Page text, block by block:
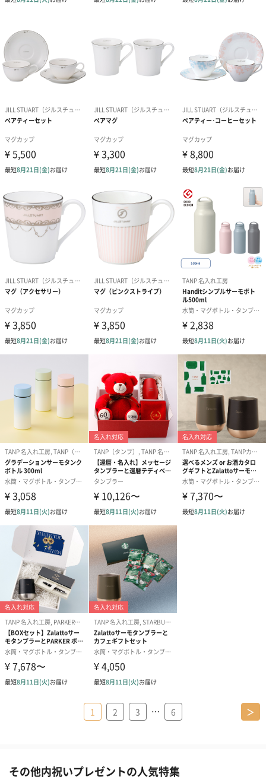
1 2 3 … 6 ＞
その他内祝いプレゼントの人気特集